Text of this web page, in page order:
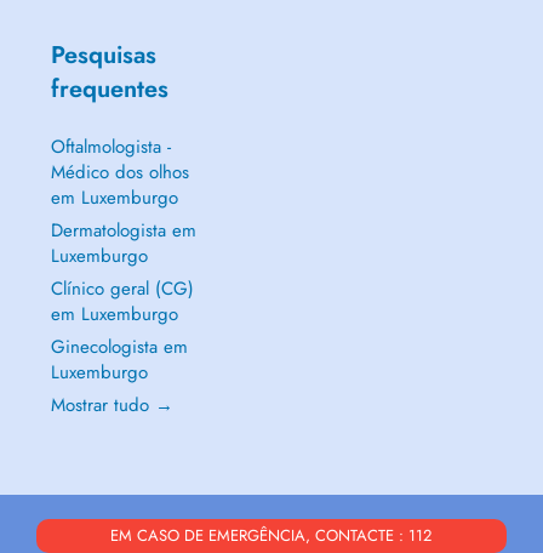
Pesquisas
frequentes
Oftalmologista -
Médico dos olhos
em Luxemburgo
Dermatologista em
Luxemburgo
Clínico geral (CG)
em Luxemburgo
Ginecologista em
Luxemburgo
Mostrar tudo →
EM CASO DE EMERGÊNCIA, CONTACTE : 112